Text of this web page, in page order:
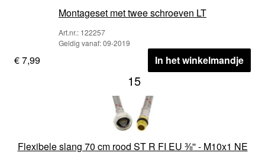
Montageset met twee schroeven LT
Art.nr.: 122257
Geldig vanaf: 09-2019
€ 7,99 In het winkelmandje
15
Flexibele slang 70 cm rood ST R FI EU ⅜'' - M10x1 NE